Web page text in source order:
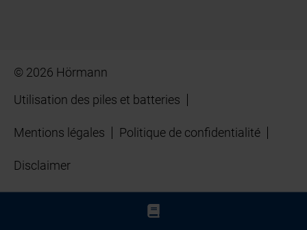
© 2026 Hörmann
Utilisation des piles et batteries
Mentions légales Politique de confidentialité
Disclaimer